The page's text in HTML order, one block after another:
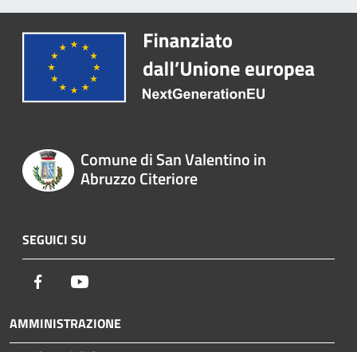
Comune di San Valentino in
Abruzzo Citeriore
SEGUICI SU
Facebook
AMMINISTRAZIONE